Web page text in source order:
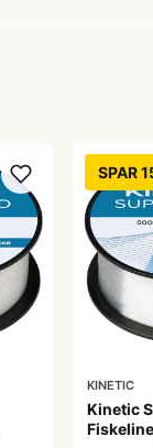
SPAR
KINETIC
Kinetic